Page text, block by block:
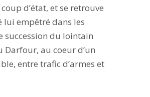
d’état, et se retrouve
lui empêtré dans les
succession du lointain
Darfour, au coeur d’un
entre trafic d’armes et